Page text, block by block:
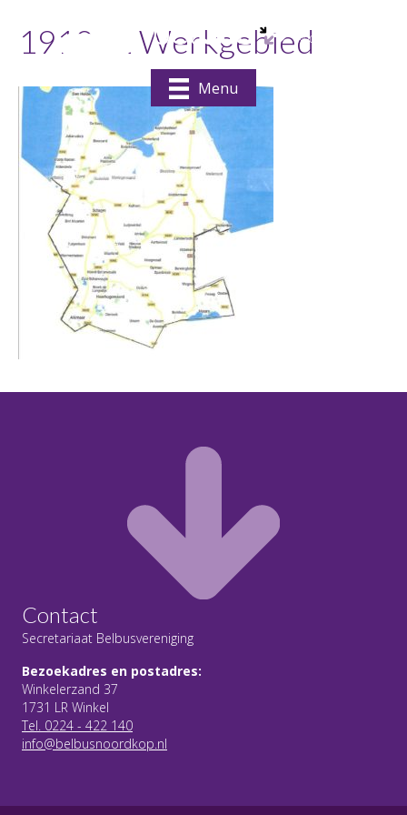
Menu
191001 Werkgebied
Contact
Secretariaat Belbusvereniging
Bezoekadres en postadres:
Winkelerzand 37
1731 LR Winkel
Tel. 0224 - 422 140
info@belbusnoordkop.nl